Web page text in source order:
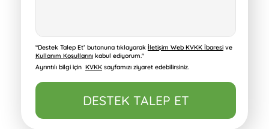
“Destek Talep Et’ butonuna tıklayarak İletişim Web KVKK İbaresive
Kullanım Koşullarınıkabul ediyorum."
Ayrıntılı bilgi için KVKKsayfamızı ziyaret edebilirsiniz.
DESTEK TALEP ET